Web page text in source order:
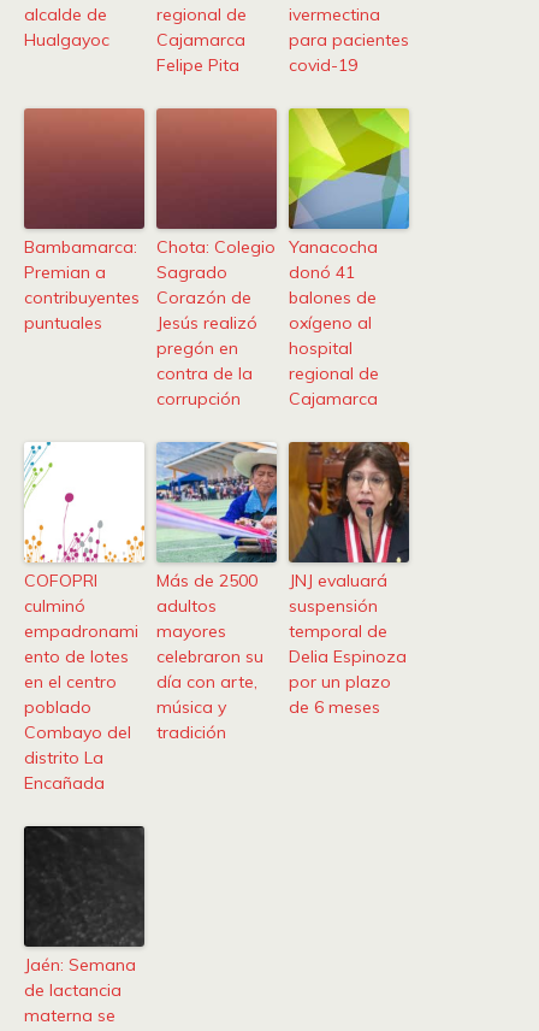
alcalde de
Hualgayoc
regional de
Cajamarca
Felipe Pita
ivermectina
para pacientes
covid-19
Bambamarca:
Premian a
contribuyentes
puntuales
Chota: Colegio
Sagrado
Corazón de
Jesús realizó
pregón en
contra de la
corrupción
Yanacocha
donó 41
balones de
oxígeno al
hospital
regional de
Cajamarca
COFOPRI
culminó
empadronami
ento de lotes
en el centro
poblado
Combayo del
distrito La
Encañada
Más de 2500
adultos
mayores
celebraron su
día con arte,
música y
tradición
JNJ evaluará
suspensión
temporal de
Delia Espinoza
por un plazo
de 6 meses
Jaén: Semana
de lactancia
materna se